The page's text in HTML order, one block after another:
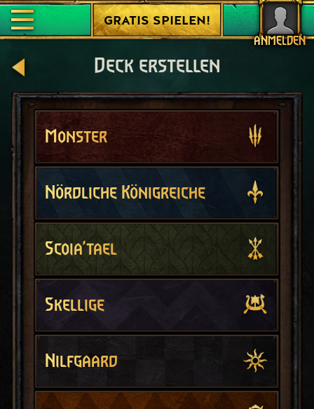
ANMELDEN
GRATIS SPIELEN!
Deck erstellen
Monster
Nördliche Königreiche
Scoia'tael
Skellige
Nilfgaard